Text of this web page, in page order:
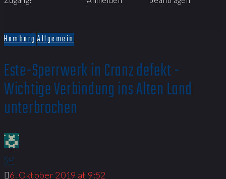
HamburgAllgemein
Este-Sperrwerk in Cranz defekt -
Wichtige Verbindung ins Alten Land
unterbrochen
SP
6. Oktober 2019 at 9:52